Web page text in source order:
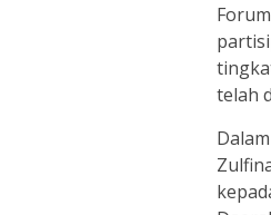
telah